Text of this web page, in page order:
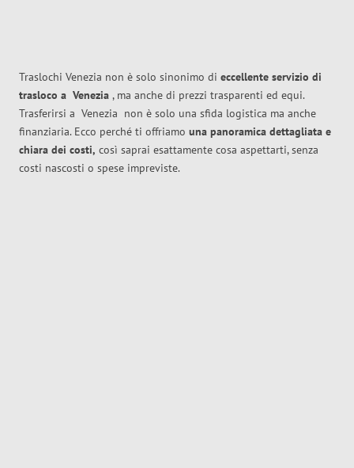
Traslochi Venezia non è solo sinonimo di eccellente servizio di
trasloco a Venezia , ma anche di prezzi trasparenti ed equi.
Trasferirsi a Venezia non è solo una sfida logistica ma anche
finanziaria. Ecco perché ti offriamo una panoramica dettagliata e
chiara dei costi, così saprai esattamente cosa aspettarti, senza
costi nascosti o spese impreviste.